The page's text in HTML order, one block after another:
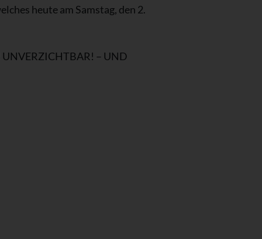
heute am Samstag, den 2.
– UND